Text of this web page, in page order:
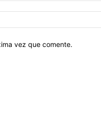
vez que comente.